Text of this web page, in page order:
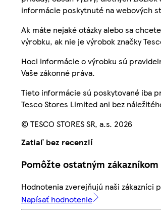
informácie poskytnuté na webových
Ak máte nejaké otázky alebo sa
výrobku, ak nie je výrobok značky
Hoci informácie o výrobku sú
Vaše zákonné práva.
Tieto informácie sú poskytované iba
Tesco Stores Limited ani bez
© TESCO STORES SR, a.s. 2026
Zatiaľ bez recenzií
Pomôžte ostatným zákazníkom
Hodnotenia zverejňujú naši zákazníci
Napísať hodnotenie